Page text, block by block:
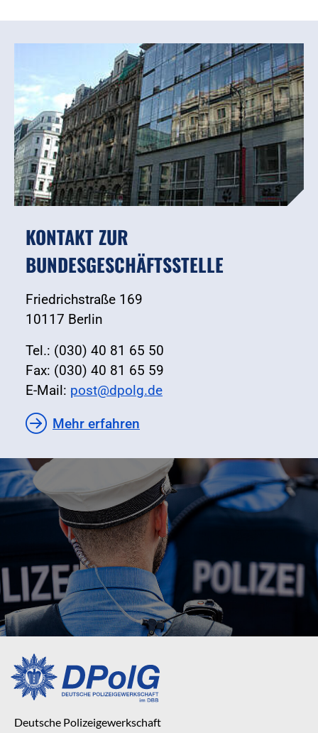
KONTAKT ZUR
BUNDESGESCHÄFTSSTELLE
Friedrichstraße 169
10117 Berlin
Tel.: (030) 40 81 65 50
Fax: (030) 40 81 65 59
E-Mail: post@dpolg.de
Mehr erfahren
Deutsche Polizeigewerkschaft